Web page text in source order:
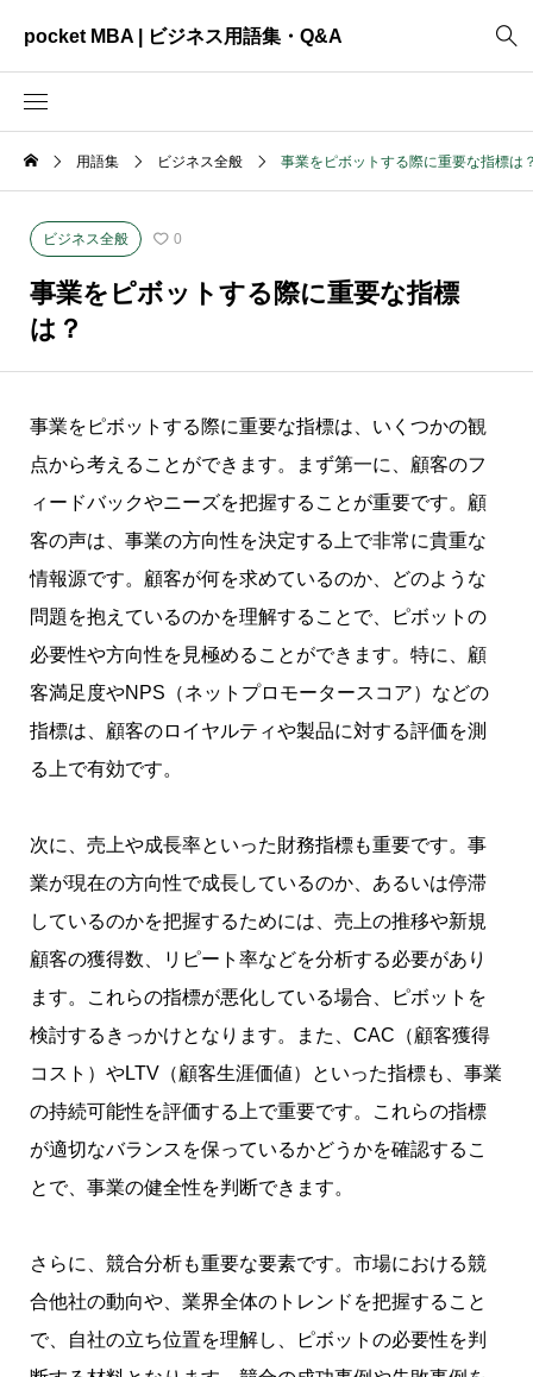
pocket MBA | ビジネス用語集・Q&A
ビジネス全般 2465
資料作成
創業計画
コンサルティング
用語集 ビジネス全般 事業をピボットする際に重要な指標は
ビジネス全般 0
事業をピボットする際に重要な指標
は？
事業をピボットする際に重要な指標は、いくつかの観
点から考えることができます。まず第一に、顧客のフ
ィードバックやニーズを把握することが重要です。顧
客の声は、事業の方向性を決定する上で非常に貴重な
情報源です。顧客が何を求めているのか、どのような
問題を抱えているのかを理解することで、ピボットの
必要性や方向性を見極めることができます。特に、顧
客満足度やNPS（ネットプロモータースコア）などの
指標は、顧客のロイヤルティや製品に対する評価を測
る上で有効です。
次に、売上や成長率といった財務指標も重要です。事
業が現在の方向性で成長しているのか、あるいは停滞
しているのかを把握するためには、売上の推移や新規
顧客の獲得数、リピート率などを分析する必要があり
ます。これらの指標が悪化している場合、ピボットを
検討するきっかけとなります。また、CAC（顧客獲得
コスト）やLTV（顧客生涯価値）といった指標も、事業
の持続可能性を評価する上で重要です。これらの指標
が適切なバランスを保っているかどうかを確認するこ
とで、事業の健全性を判断できます。
さらに、競合分析も重要な要素です。市場における競
合他社の動向や、業界全体のトレンドを把握すること
で、自社の立ち位置を理解し、ピボットの必要性を判